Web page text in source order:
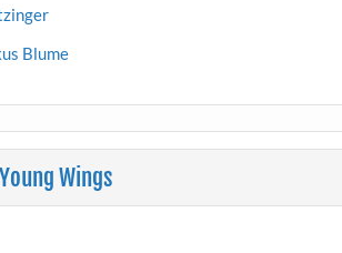
Blume
Wings